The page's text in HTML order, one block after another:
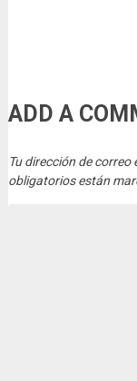
ADD A
Tu dirección de
obligatorios están